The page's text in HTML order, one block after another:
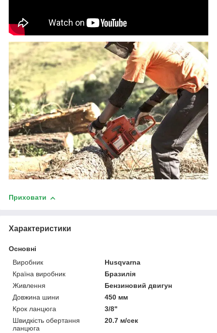
Приховати
Характеристики
Основні
Виробник
Husqvarna
Країна виробник
Бразилія
Живлення
Бензиновий двигун
Довжина шини
450 мм
Крок ланцюга
3/8"
Швидкість обертання
ланцюга
20.7 м/сек